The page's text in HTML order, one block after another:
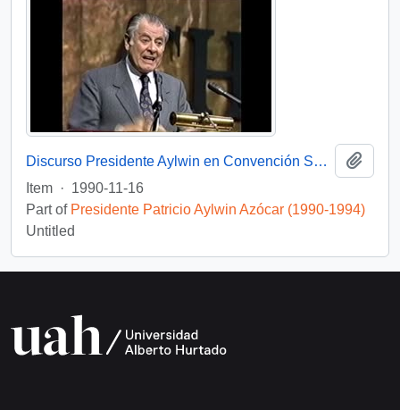
Discurso Presidente Aylwin en Convención Santiago: Video
Item · 1990-11-16
Part of Presidente Patricio Aylwin Azócar (1990-1994)
Untitled